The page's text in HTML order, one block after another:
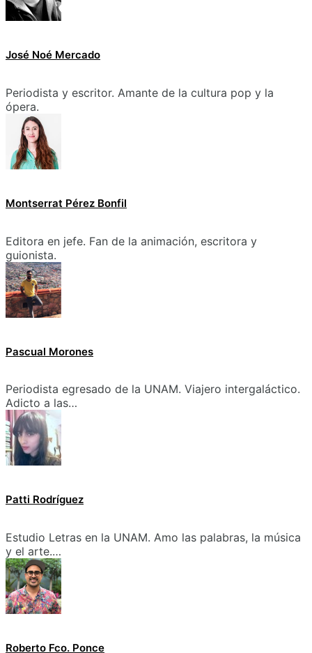
José Noé Mercado
Periodista y escritor. Amante de la cultura pop y la
ópera.
Montserrat Pérez Bonfil
Editora en jefe. Fan de la animación, escritora y
guionista.
Pascual Morones
Periodista egresado de la UNAM. Viajero intergaláctico.
Adicto a las…
Patti Rodríguez
Estudio Letras en la UNAM. Amo las palabras, la música
y el arte.…
Roberto Fco. Ponce